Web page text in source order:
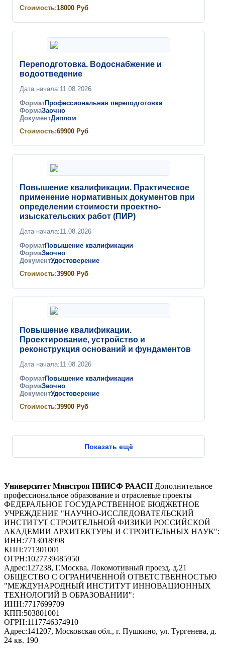
Стоимость:18000 Руб
Переподготовка. Водоснабжение и
водоотведение
Дата начала:11.08.2026
ФорматПрофессиональная переподготовка
ФормаЗаочно
ДокументДиплом
Стоимость:69900 Руб
Повышение квалификации. Практическое
применение нормативных документов при
определении стоимости проектно-
изыскательских работ (ПИР)
Дата начала:11.08.2026
ФорматПовышение квалификации
ФормаЗаочно
ДокументУдостоверение
Стоимость:39900 Руб
Повышение квалификации.
Проектирование, устройство и
реконструкция оснований и фундаментов
Дата начала:11.08.2026
ФорматПовышение квалификации
ФормаЗаочно
ДокументУдостоверение
Стоимость:39900 Руб
Показать ещё
Университет Минстроя НИИСФ РААСН Дополнительное
профессиональное образование и отраслевые проекты
ФЕДЕРАЛЬНОЕ ГОСУДАРСТВЕННОЕ БЮДЖЕТНОЕ
УЧРЕЖДЕНИЕ "НАУЧНО-ИССЛЕДОВАТЕЛЬСКИЙ
ИНСТИТУТ СТРОИТЕЛЬНОЙ ФИЗИКИ РОССИЙСКОЙ
АКАДЕМИИ АРХИТЕКТУРЫ И СТРОИТЕЛЬНЫХ НАУК":
ИНН:7713018998
КПП:771301001
ОГРН:1027739485950
Адрес:127238, Г.Москва, Локомотивный проезд, д.21
ОБЩЕСТВО С ОГРАНИЧЕННОЙ ОТВЕТСТВЕННОСТЬЮ
"МЕЖДУНАРОДНЫЙ ИНСТИТУТ ИННОВАЦИОННЫХ
ТЕХНОЛОГИЙ В ОБРАЗОВАНИИ":
ИНН:7717699709
КПП:503801001
ОГРН:1117746374910
Адрес:141207, Московская обл., г. Пушкино, ул. Тургенева, д.
24 кв. 190